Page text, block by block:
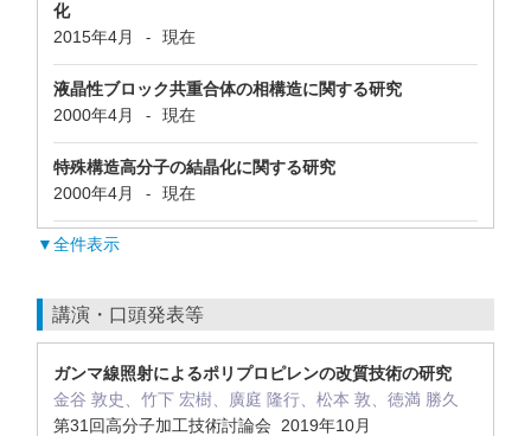
化
2015年4月
- 現在
液晶性ブロック共重合体の相構造に関する研究
2000年4月
- 現在
特殊構造高分子の結晶化に関する研究
2000年4月
- 現在
▼全件表示
講演・口頭発表等
ガンマ線照射によるポリプロピレンの改質技術の研究
金谷 敦史、竹下 宏樹、廣庭 隆行、松本 敦、徳満 勝久
第31回高分子加工技術討論会 2019年10月